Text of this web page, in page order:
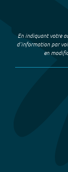
En indiquant votre
d’information par
en